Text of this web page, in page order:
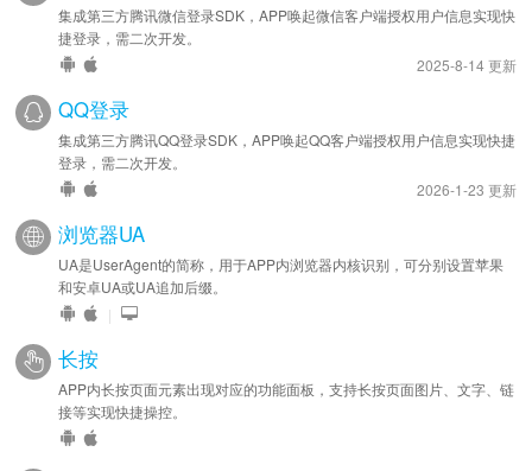
集成第三方腾讯微信登录SDK，APP唤起微信客户端授权用户信息实现快
捷登录，需二次开发。
2025-8-14 更新
QQ登录
集成第三方腾讯QQ登录SDK，APP唤起QQ客户端授权用户信息实现快捷
登录，需二次开发。
2026-1-23 更新
浏览器UA
UA是UserAgent的简称，用于APP内浏览器内核识别，可分别设置苹果
和安卓UA或UA追加后缀。
|
长按
APP内长按页面元素出现对应的功能面板，支持长按页面图片、文字、链
接等实现快捷操控。